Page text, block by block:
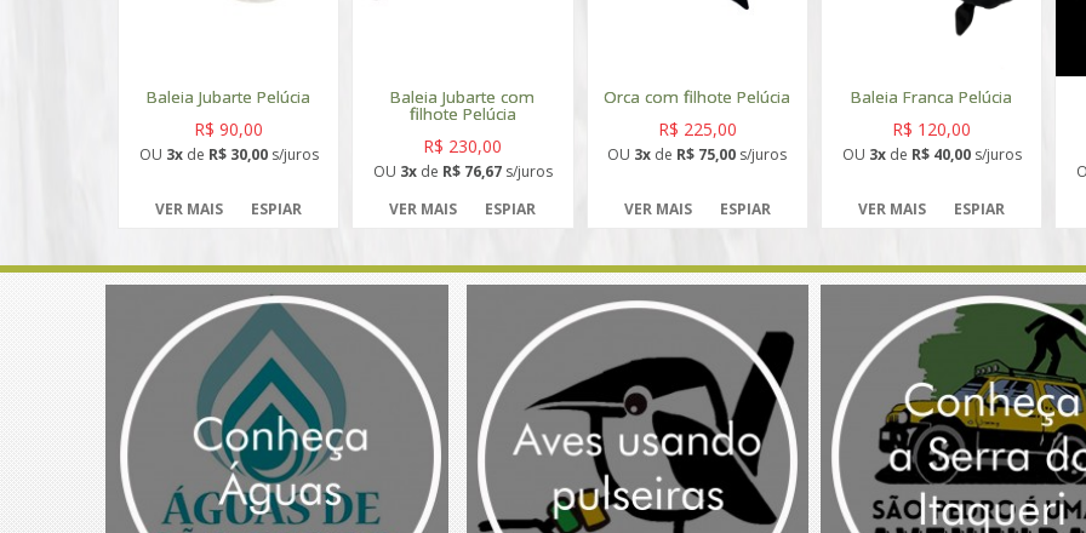
Baleia Jubarte Pelúcia
R$ 90,00
OU 3xde R$ 30,00s/juros
VER MAIS ESPIAR
Baleia Jubarte com
filhote Pelúcia
R$ 230,00
OU 3xde R$ 76,67s/juros
VER MAIS
ESPIAR
Orca com filhote Pelúcia
R$ 225,00
OU 3x de R$ 75,00 s/juros
VER MAIS ESPIAR
Baleia Franca Pelúcia
R$ 120,00
OU 3xde R$ 40,00s/juros
VER MAIS ESPIAR